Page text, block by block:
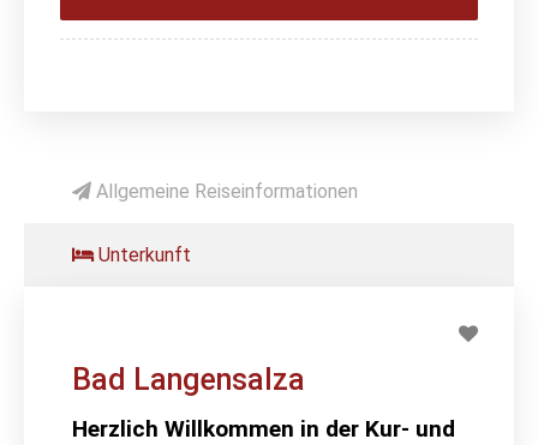
Allgemeine Reiseinformationen
Unterkunft
Bad Langensalza
Herzlich Willkommen in der Kur- und